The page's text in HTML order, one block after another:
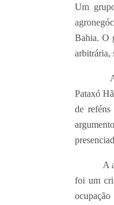
Um
Bahia. O
arbitrária,
A ação,
Pataxó
de
A
foi um